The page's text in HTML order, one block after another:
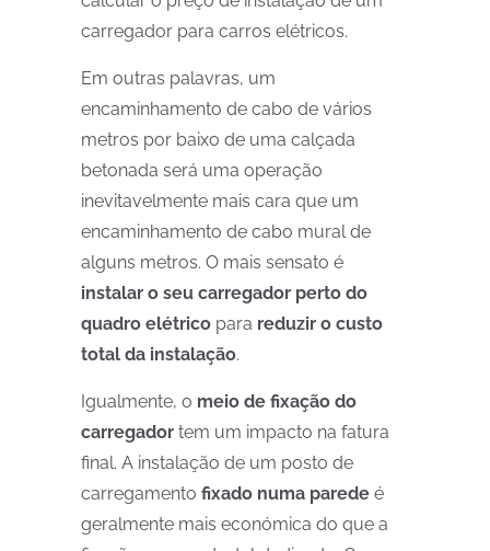
carregador para carros elétricos.
Em outras palavras, um
encaminhamento de cabo de vários
metros por baixo de uma calçada
betonada será uma operação
inevitavelmente mais cara que um
encaminhamento de cabo mural de
alguns metros. O mais sensato é
instalar o seu carregador perto do
quadro elétrico para reduzir o custo
total da instalação.
Igualmente, o meio de fixação do
carregador tem um impacto na fatura
final. A instalação de um posto de
carregamento fixado numa parede é
geralmente mais económica do que a